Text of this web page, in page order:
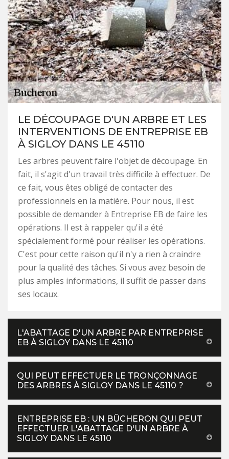
LE DÉCOUPAGE D'UN ARBRE ET LES
INTERVENTIONS DE ENTREPRISE EB
À SIGLOY DANS LE 45110
Les arbres peuvent faire l'objet de découpage. En
fait, il s'agit d'un travail très difficile à effectuer. De
ce fait, vous êtes obligé de contacter des
professionnels en la matière. Pour nous, il est
possible de demander à Entreprise EB de faire les
opérations. Il est à rappeler qu'il a été
spécialement formé pour réaliser les opérations.
C'est pour cette raison qu'il n'y a rien à craindre
pour la qualité des tâches. Si vous avez besoin de
plus amples informations, il suffit de passer dans
ses locaux.
L'ABATTAGE D'UN ARBRE PAR ENTREPRISE
EB À SIGLOY DANS LE 45110
QUI PEUT EFFECTUER LE TRONÇONNAGE
DES ARBRES À SIGLOY DANS LE 45110 ?
ENTREPRISE EB : UN BÛCHERON QUI PEUT
EFFECTUER L'ABATTAGE D'UN ARBRE À
SIGLOY DANS LE 45110